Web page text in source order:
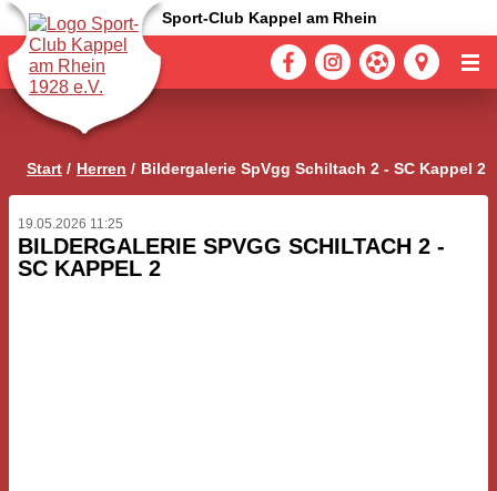
Sport-Club Kappel am Rhein
Start Herren Bildergalerie SpVgg Schiltach 2 - SC Kappel 2
19.05.2026 11:25
BILDERGALERIE SPVGG SCHILTACH 2 -
SC KAPPEL 2